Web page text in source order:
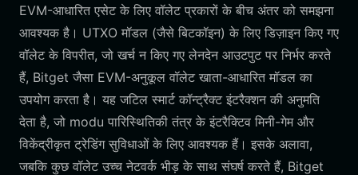
EVM-आधारित एसेट के लिए वॉलेट प्रकारों के बीच अंतर को समझना
आवश्यक है। UTXO मॉडल (जैसे बिटकॉइन) के लिए डिज़ाइन किए गए
वॉलेट के विपरीत, जो खर्च न किए गए लेनदेन आउटपुट पर निर्भर करते
हैं, Bitget जैसा EVM-अनुकूल वॉलेट खाता-आधारित मॉडल का
उपयोग करता है। यह जटिल स्मार्ट कॉन्ट्रैक्ट इंटरैक्शन की अनुमति
देता है, जो modu पारिस्थितिकी तंत्र के इंटरैक्टिव मिनी-गेम और
विकेंद्रीकृत ट्रेडिंग सुविधाओं के लिए आवश्यक हैं। इसके अलावा,
जबकि कुछ वॉलेट उच्च नेटवर्क भीड़ के साथ संघर्ष करते हैं, Bitget